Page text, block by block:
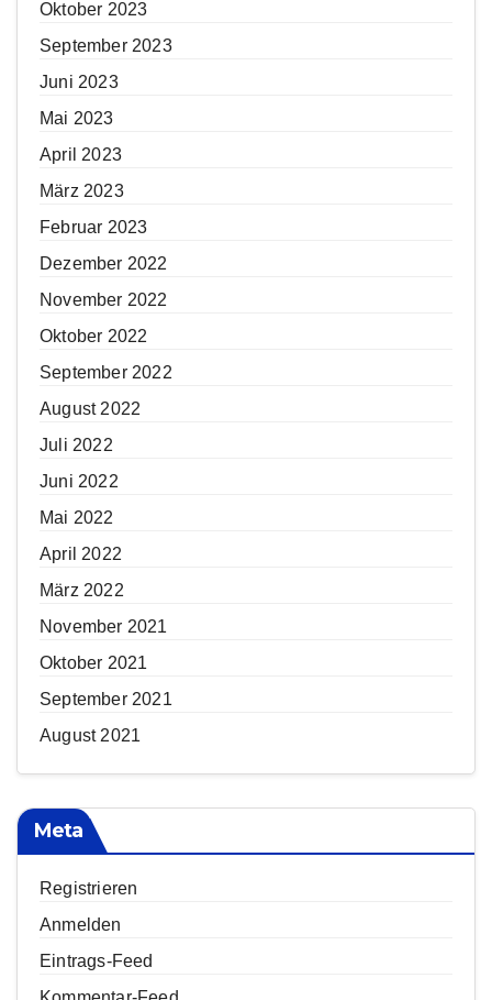
Oktober 2023
September 2023
Juni 2023
Mai 2023
April 2023
März 2023
Februar 2023
Dezember 2022
November 2022
Oktober 2022
September 2022
August 2022
Juli 2022
Juni 2022
Mai 2022
April 2022
März 2022
November 2021
Oktober 2021
September 2021
August 2021
Meta
Registrieren
Anmelden
Eintrags-Feed